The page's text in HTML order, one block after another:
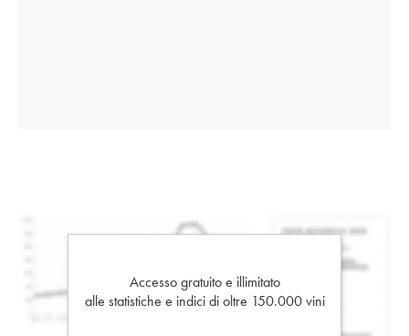
Accesso gratuito e illimitato
alle statistiche e indici di oltre 150.000 vini